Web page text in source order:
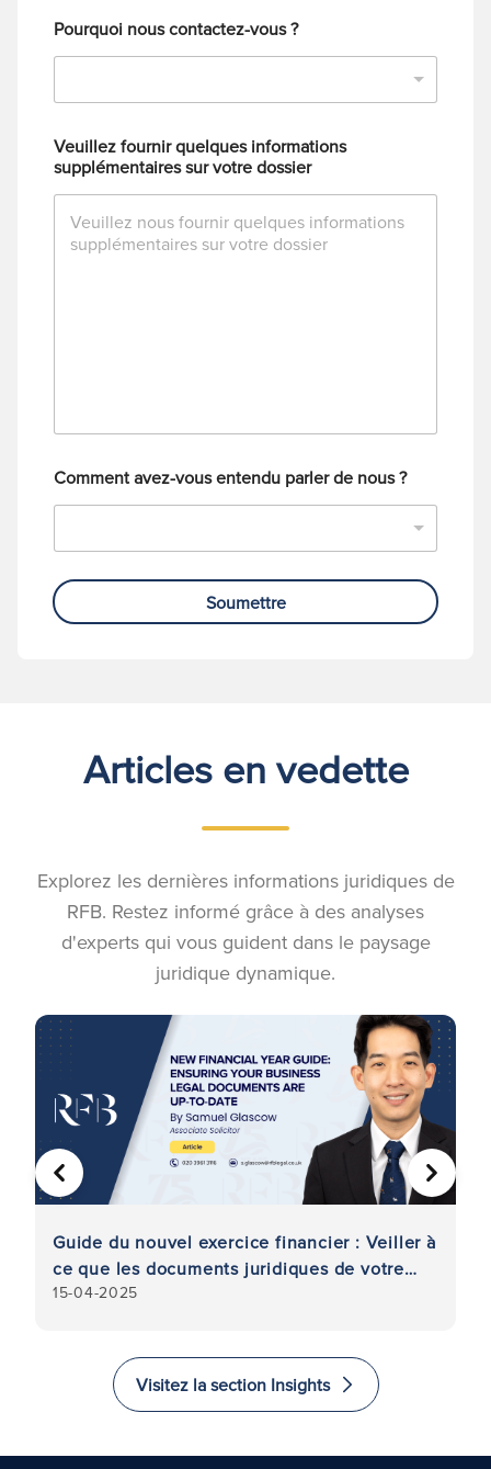
Pourquoi nous contactez-vous ?
Veuillez fournir quelques informations
supplémentaires sur votre dossier
Comment avez-vous entendu parler de nous ?
Soumettre
Articles en vedette
Explorez les dernières informations juridiques de
RFB. Restez informé grâce à des analyses
d'experts qui vous guident dans le paysage
juridique dynamique.
Guide du nouvel exercice financier : Veiller à
ce que les documents juridiques de votre
entreprise soient à jour
15-04-2025
PRÉCÉDENT
Visitez la section Insights